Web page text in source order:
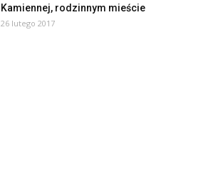
Kamiennej, rodzinnym mieście
26 lutego 2017